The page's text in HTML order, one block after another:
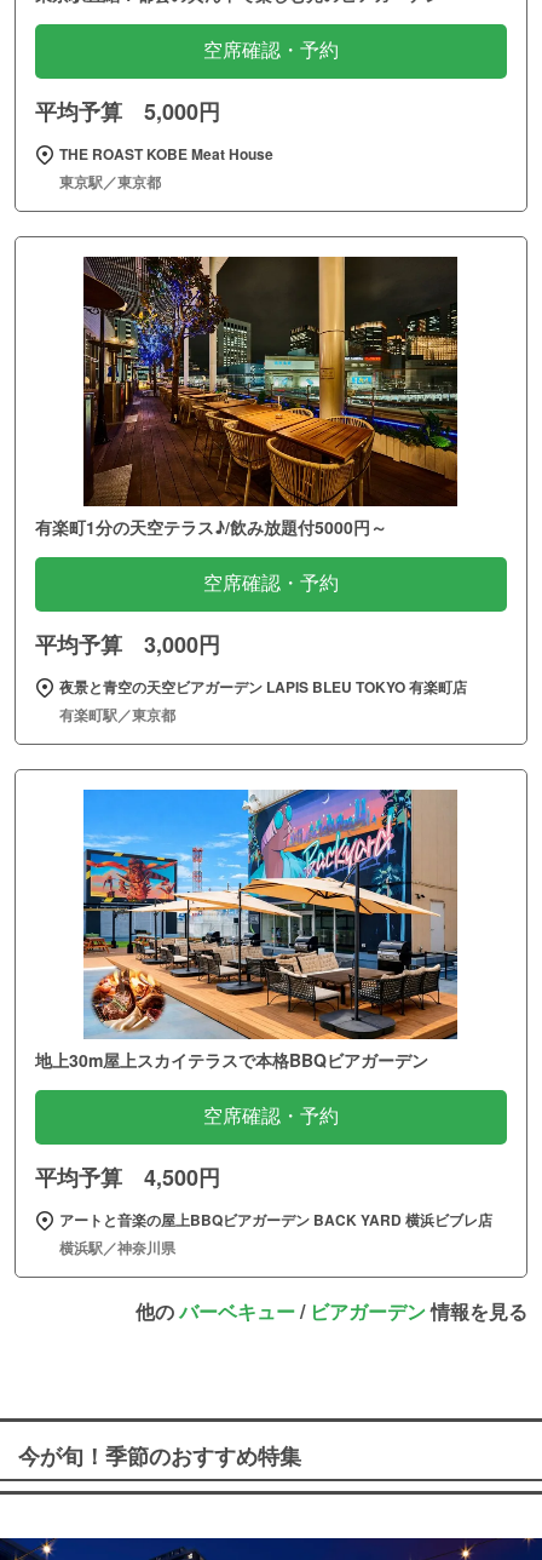
空席確認・予約
平均予算 5,000円
THE ROAST KOBE Meat House
東京駅／東京都
有楽町1分の天空テラス♪/飲み放題付5000円～
空席確認・予約
平均予算 3,000円
夜景と青空の天空ビアガーデン LAPIS BLEU TOKYO 有楽町店
有楽町駅／東京都
地上30m屋上スカイテラスで本格BBQビアガーデン
空席確認・予約
平均予算 4,500円
アートと音楽の屋上BBQビアガーデン BACK YARD 横浜ビブレ店
横浜駅／神奈川県
他のバーベキュー/ ビアガーデン情報を見る
今が旬！季節のおすすめ特集